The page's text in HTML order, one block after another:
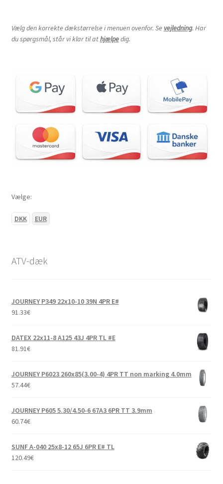
Vælg den korrekte dækstørrelse i menuen ovenfor. Se vejledning. Har
du spørgsmål, står vi klar til athjælpedig.
Vælge:
DKK EUR
ATV-dæk
JOURNEY P349 22x10-10 39N 4PR E#
91.33€
DATEX 22x11-8 A125 43J 4PR TL #E
81.91€
JOURNEY P6023 260x85(3.00-4) 4PR TT non marking 4.0mm
57.44€
JOURNEY P605 5.30/4.50-6 67A3 6PR TT 3.9mm
60.74€
SUNF A-040 25x8-12 65J 6PR E# TL
120.49€